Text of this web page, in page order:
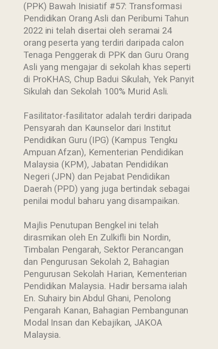
(PPK) Bawah Inisiatif #57: Transformasi
Pendidikan Orang Asli dan Peribumi Tahun
2022 ini telah disertai oleh seramai 24
orang peserta yang terdiri daripada calon
Tenaga Penggerak di PPK dan Guru Orang
Asli yang mengajar di sekolah khas seperti
di ProKHAS, Chup Badui Sikulah, Yek Panyit
Sikulah dan Sekolah 100% Murid Asli.
Fasilitator-fasilitator adalah terdiri daripada
Pensyarah dan Kaunselor dari Institut
Pendidikan Guru (IPG) (Kampus Tengku
Ampuan Afzan), Kementerian Pendidikan
Malaysia (KPM), Jabatan Pendidikan
Negeri (JPN) dan Pejabat Pendidikan
Daerah (PPD) yang juga bertindak sebagai
penilai modul baharu yang disampaikan.
Majlis Penutupan Bengkel ini telah
dirasmikan oleh En Zulkifli bin Nordin,
Timbalan Pengarah, Sektor Perancangan
dan Pengurusan Sekolah 2, Bahagian
Pengurusan Sekolah Harian, Kementerian
Pendidikan Malaysia. Hadir bersama ialah
En. Suhairy bin Abdul Ghani, Penolong
Pengarah Kanan, Bahagian Pembangunan
Modal Insan dan Kebajikan, JAKOA
Malaysia.